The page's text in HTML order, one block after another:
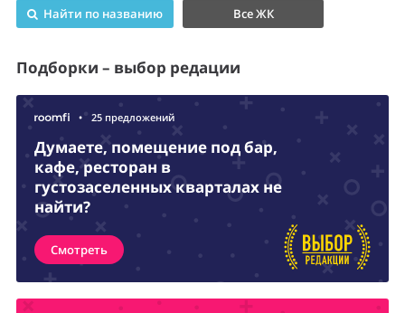
Найти по названию Все ЖК
Подборки – выбор редации
• 25 предложений
Думаете, помещение под бар,
кафе, ресторан в
густозаселенных кварталах не
найти?
Смотреть